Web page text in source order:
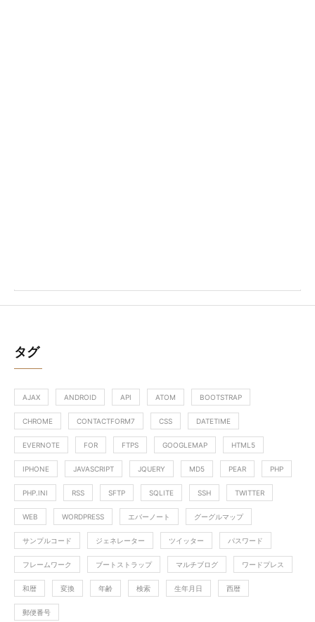
タグ
AJAX ANDROID API ATOM BOOTSTRAP
CHROME CONTACTFORM7 CSS DATETIME
EVERNOTE FOR FTPS GOOGLEMAP HTML5
IPHONE JAVASCRIPT JQUERY MD5 PEAR PHP
PHP.INI RSS SFTP SQLITE SSH TWITTER
WEB WORDPRESS エバーノート グーグルマップ
サンプルコード ジェネレーター ツイッター パスワード
フレームワーク ブートストラップ マルチブログ ワードプレス
和暦 変換 年齢 検索 生年月日 西暦
郵便番号